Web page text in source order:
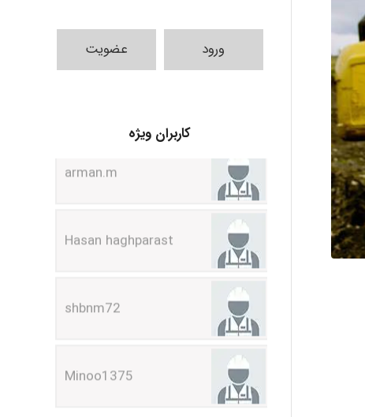
ورود عضویت
کاربران ویژه
Hasan haghparast
shbnm72
Minoo1375
Sara